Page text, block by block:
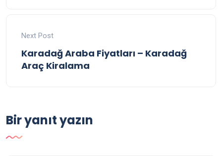
Next Post
Karadağ Araba Fiyatları – Karadağ
Araç Kiralama
Bir yanıt yazın